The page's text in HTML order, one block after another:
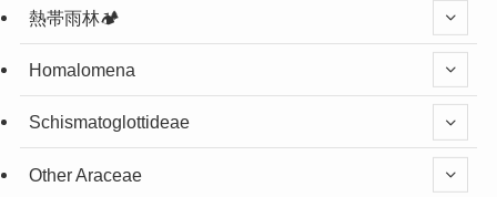
熱帯雨林🏕️
Homalomena
Schismatoglottideae
Other Araceae